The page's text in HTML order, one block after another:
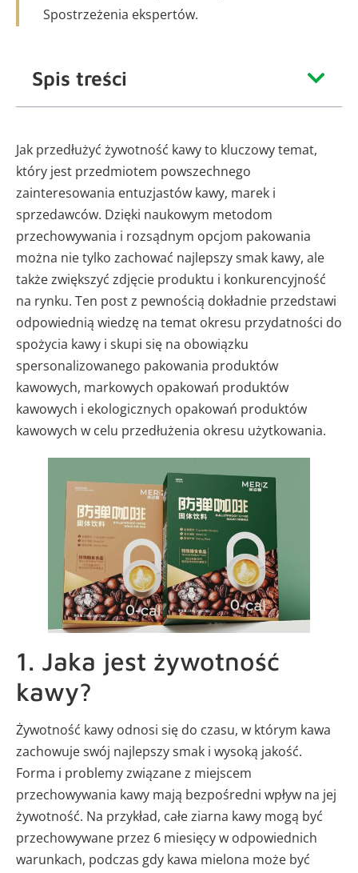
Spostrzeżenia ekspertów.
Spis treści
Jak przedłużyć żywotność kawy to kluczowy temat,
który jest przedmiotem powszechnego
zainteresowania entuzjastów kawy, marek i
sprzedawców. Dzięki naukowym metodom
przechowywania i rozsądnym opcjom pakowania
można nie tylko zachować najlepszy smak kawy, ale
także zwiększyć zdjęcie produktu i konkurencyjność
na rynku. Ten post z pewnością dokładnie przedstawi
odpowiednią wiedzę na temat okresu przydatności do
spożycia kawy i skupi się na obowiązku
spersonalizowanego pakowania produktów
kawowych, markowych opakowań produktów
kawowych i ekologicznych opakowań produktów
kawowych w celu przedłużenia okresu użytkowania.
1. Jaka jest żywotność
kawy?
Żywotność kawy odnosi się do czasu, w którym kawa
zachowuje swój najlepszy smak i wysoką jakość.
Forma i problemy związane z miejscem
przechowywania kawy mają bezpośredni wpływ na jej
żywotność. Na przykład, całe ziarna kawy mogą być
przechowywane przez 6 miesięcy w odpowiednich
warunkach, podczas gdy kawa mielona może być